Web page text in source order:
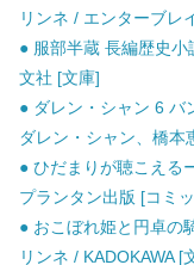
リンネ / エンターブレ
● 服部半蔵 長編歴史
文社 [文庫]
● ダレン・シャン 6 バ
ダレン・シャン、橋本
● ひだまりが聴こえる
プランタン出版 [コミ
● おこぼれ姫と円卓の
リンネ / KADOKAWA [